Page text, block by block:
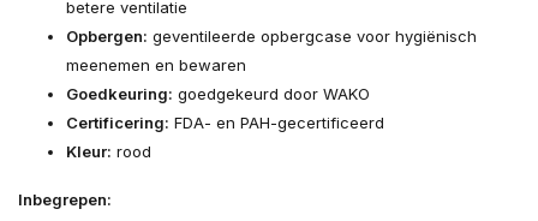
betere ventilatie
Opbergen: geventileerde opbergcase voor hygiënisch
meenemen en bewaren
Goedkeuring: goedgekeurd door WAKO
Certificering: FDA- en PAH-gecertificeerd
Kleur: rood
Inbegrepen: